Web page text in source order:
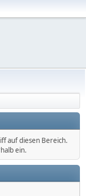
auf diesen Bereich.
ein.